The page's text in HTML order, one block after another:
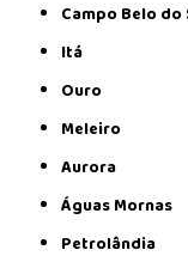
Campo Belo do
Itá
Ouro
Meleiro
Aurora
Águas Mornas
Petrolândia